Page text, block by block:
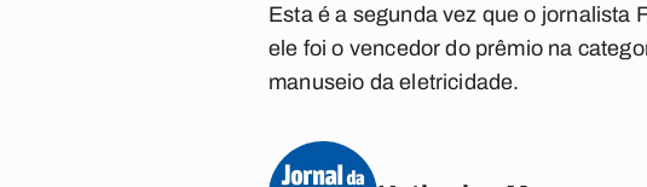
Esta é a segunda vez que o jornalista
ele foi o vencedor do prêmio na
manuseio da eletricidade.